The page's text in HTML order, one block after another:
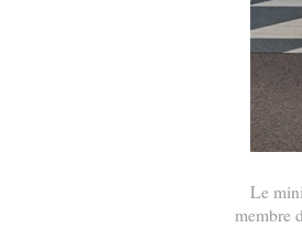
Le
membre